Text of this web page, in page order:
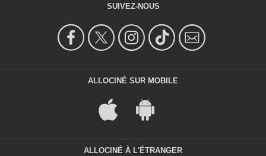
SUIVEZ-NOUS
ALLOCINÉ SUR MOBILE
ALLOCINÉ À L'ÉTRANGER